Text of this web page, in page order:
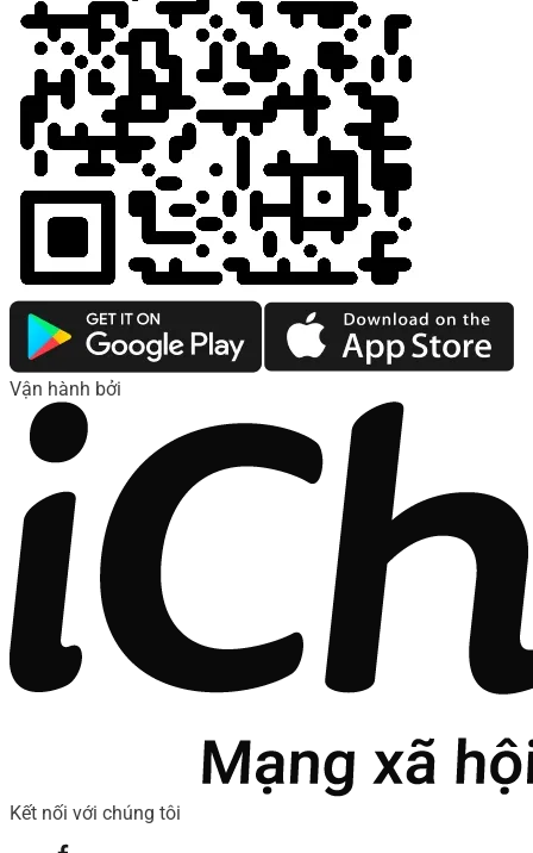
Vận hành bởi
Kết nối với chúng tôi